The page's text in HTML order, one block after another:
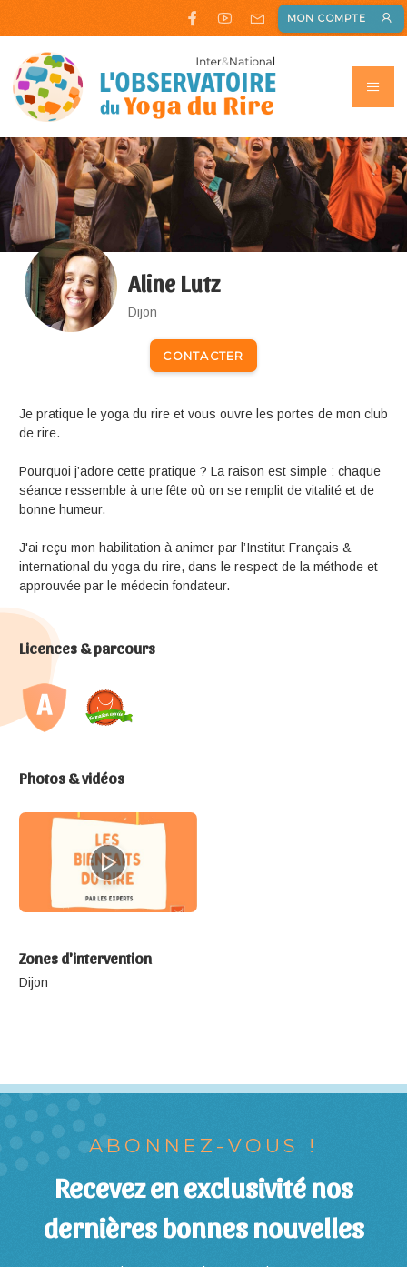
MON COMPTE
Aline Lutz
Dijon
CONTACTER
Je pratique le yoga du rire et vous ouvre les portes de mon club
de rire.
Pourquoi j’adore cette pratique ? La raison est simple : chaque
séance ressemble à une fête où on se remplit de vitalité et de
bonne humeur.
J'ai reçu mon habilitation à animer par l’Institut Français &
international du yoga du rire, dans le respect de la méthode et
approuvée par le médecin fondateur.
Licences & parcours
Photos & vidéos
Zones d'intervention
Dijon
ABONNEZ-VOUS !
Recevez en exclusivité nos
dernières bonnes nouvelles